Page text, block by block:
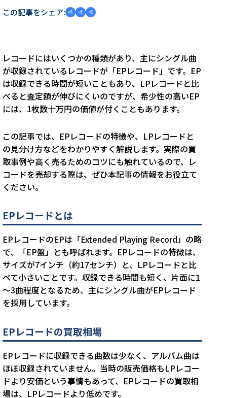
この記事をシェア:
レコードにはいくつかの種類があり、主にシングル曲
が収録されているレコードが「EPレコード」です。EP
は収録できる時間が短いこともあり、LPレコードと比
べると査定額が伸びにくいのですが、希少性の高いEP
には、1枚数十万円の価値が付くこともあります。
この記事では、EPレコードの特徴や、LPレコードと
の見分け方などをわかりやすく解説します。実際の買
取事例や高く売るためのコツにも触れているので、レ
コードを売却する際は、ぜひ本記事の情報をお役立て
ください。
EPレコードとは
EPレコードのEPは「Extended Playing Record」の略
で、「EP盤」とも呼ばれます。EPレコードの特徴は、
サイズが7インチ（約17センチ）と、LPレコードと比
べて小さいことです。収録できる時間も短く、片面に1
～3曲程度となるため、主にシングル曲がEPレコード
を採用しています。
EPレコードの買取相場
EPレコードに収録できる曲数は少なく、アルバム曲は
ほぼ収録されていません。当時の販売価格もLPレコー
ドより安価という事情もあって、EPレコードの買取相
場は、LPレコードより低めです。